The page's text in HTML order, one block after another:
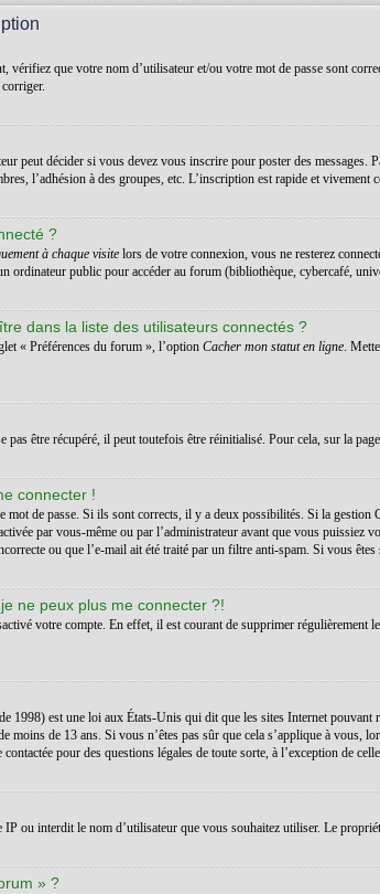
vérifiez que votre nom d’utilisateur et/ou votre mot de passe sont
peut décider si vous devez vous inscrire pour poster des
l’adhésion à des groupes, etc. L’inscription est rapide et vivement
?
à chaque visite lors de votre connexion, vous ne resterez
ordinateur public pour accéder au forum (bibliothèque, cybercafé,
dans la liste des utilisateurs connectés ?
« Préférences du forum », l’option Cacher mon statut en ligne.
pas être récupéré, il peut toutefois être réinitialisé. Pour cela, sur la
connecter !
de passe. Si ils sont corrects, il y a deux possibilités. Si la
par vous-même ou par l’administrateur avant que vous
ou que l’e-mail ait été traité par un filtre anti-spam. Si vous
ne peux plus me connecter ?!
votre compte. En effet, il est courant de supprimer
1998) est une loi aux États-Unis qui dit que les sites Internet
moins de 13 ans. Si vous n’êtes pas sûr que cela s’applique à
pour des questions légales de toute sorte, à l’exception de
ou interdit le nom d’utilisateur que vous souhaitez utiliser. Le
» ?